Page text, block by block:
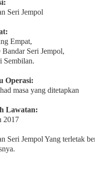
Seri Jempol
Empat,
Bandar Seri Jempol,
Sembilan.
Operasi:
masa yang ditetapkan
Lawatan:
2017
Seri Jempol Yang terletak